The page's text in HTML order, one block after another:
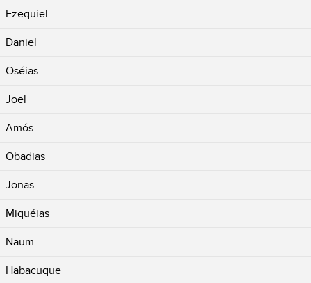
Ezequiel
Daniel
Oséias
Joel
Amós
Obadias
Jonas
Miquéias
Naum
Habacuque